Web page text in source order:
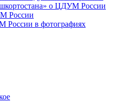
о ЦДУМ России
России
России в фотографиях